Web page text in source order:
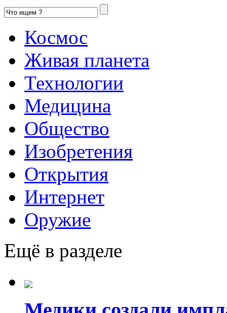
Космос
Живая планета
Технологии
Медицина
Общество
Изобретения
Открытия
Интернет
Оружие
Ещё в разделе